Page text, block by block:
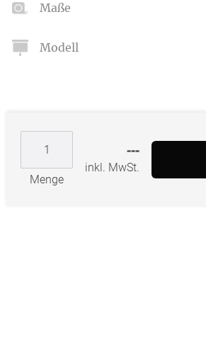
Maße
Modell
Menge
---
inkl. MwSt.